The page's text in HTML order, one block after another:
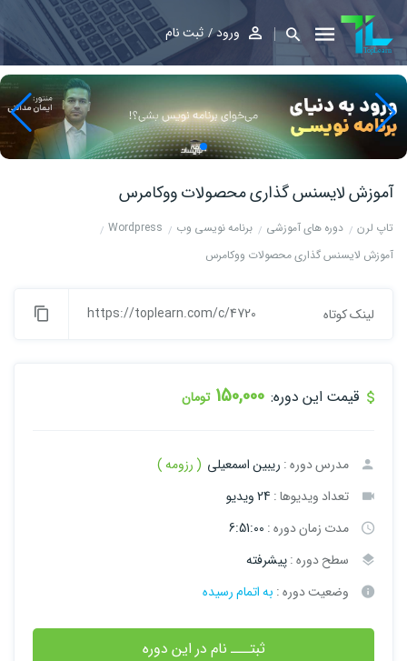
ورود ثبت نام
آموزش لایسنس گذاری محصولات ووکامرس
تاپ لرن دوره های آموزشی برنامه نویسی وب
Wordpress
آموزش لایسنس گذاری محصولات ووکامرس
لینک کوتاه https://toplearn.com/c/4720
قیمت این دوره: 150,000 تومان
مدرس دوره : ریبین اسمعیلی ( رزومه )
تعداد ویدیوها : 24 ویدیو
مدت زمان دوره : 6:51:00
سطح دوره :پیشرفته
وضعیت دوره : به اتمام رسیده
ثبتـــ نام در این دوره